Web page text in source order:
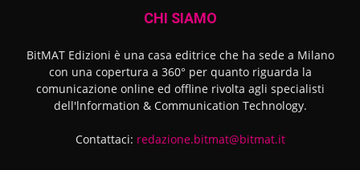
CHI SIAMO
BitMAT Edizioni è una casa editrice che ha sede a Milano
con una copertura a 360° per quanto riguarda la
comunicazione online ed offline rivolta agli specialisti
dell'lnformation & Communication Technology.
Contattaci: redazione.bitmat@bitmat.it